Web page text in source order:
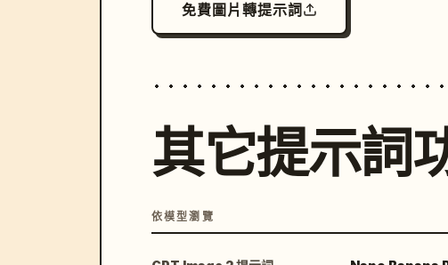
免費圖片轉提示詞
其它提示詞
依模型瀏覽